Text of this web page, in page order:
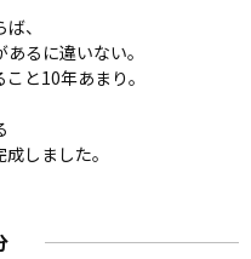
、
るに違いない。
と10年あまり。
しました。